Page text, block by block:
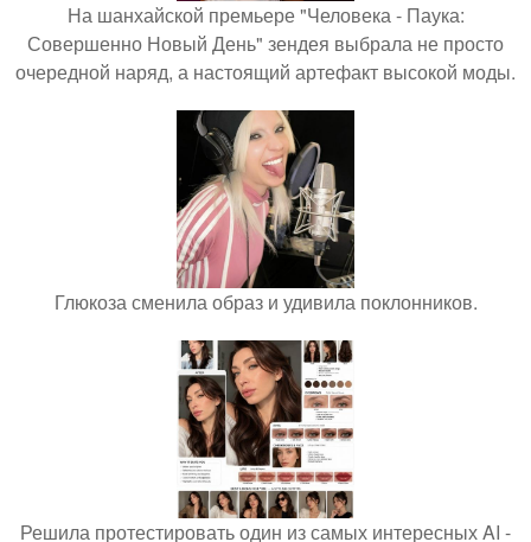
На шанхайской премьере "Человека - Паука:
Совершенно Новый День" зендея выбрала не просто
очередной наряд, а настоящий артефакт высокой моды.
Глюкоза сменила образ и удивила поклонников.
Решила протестировать один из самых интересных AI -